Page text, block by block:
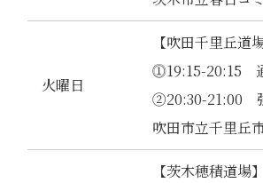
火曜日
【吹田千里丘道場
⓵19:15-20:15
②20:30-21:00
吹田市立千里丘
【茨木穂積道場】